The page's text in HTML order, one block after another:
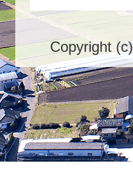
Copyright